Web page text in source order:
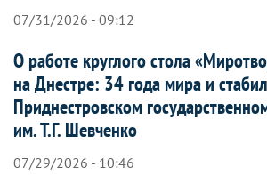
07/31/2026 - 09:12
О работе круглого стола
на Днестре: 34 года мира и
Приднестровском
им. Т.Г. Шевченко
07/29/2026 - 10:46